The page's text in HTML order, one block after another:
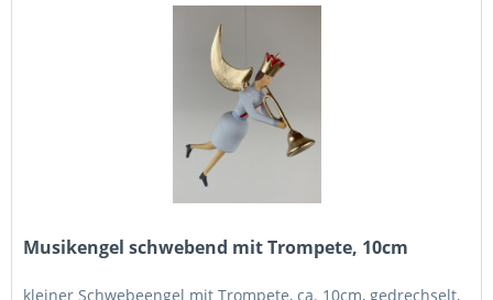
Musikengel schwebend mit Trompete, 10cm
kleiner Schwebeengel mit Trompete, ca. 10cm, gedrechselt,